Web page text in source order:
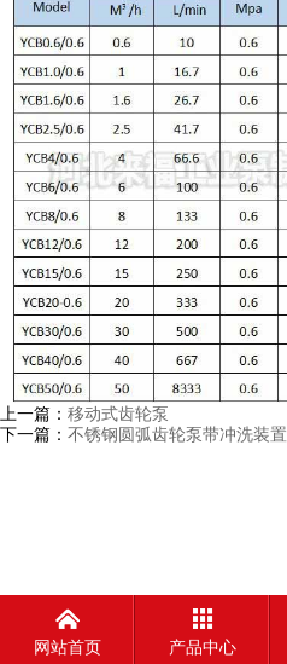
上一篇： 移动式齿轮泵
下一篇： 不锈钢圆弧齿轮泵带冲洗装置
网站首页 产品中心